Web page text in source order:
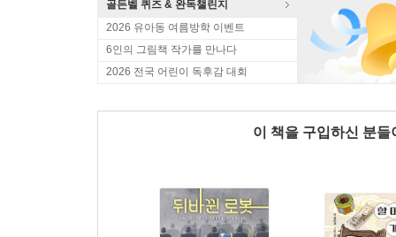
골든벨 퀴즈 & 완독챌린지
2026 유아동 여름방학 이벤트
6인의 그림책 작가를 만나다
2026 전국 어린이 독후감 대회
이 책을 구입하신 분